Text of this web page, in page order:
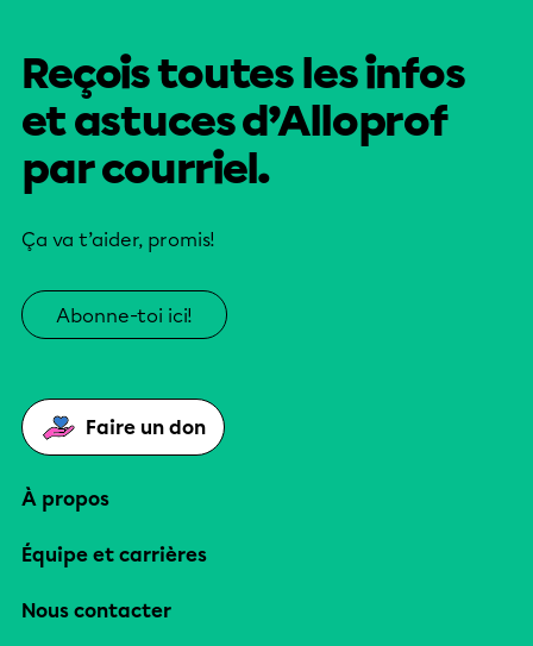
Reçois toutes les infos
et astuces d’Alloprof
par courriel.
Ça va t’aider, promis!
Abonne-toi ici!
Faire un don
À propos
Équipe et carrières
Nous contacter